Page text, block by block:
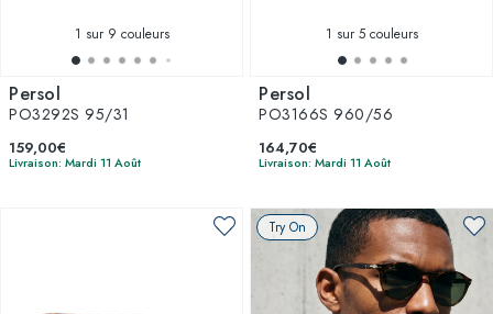
1 sur 9 couleurs
Persol
PO3292S 95/31
159,00€
Livraison: Mardi 11 Août
1 sur 5 couleurs
Persol
PO3166S 960/56
164,70€
Livraison: Mardi 11 Août
Try On